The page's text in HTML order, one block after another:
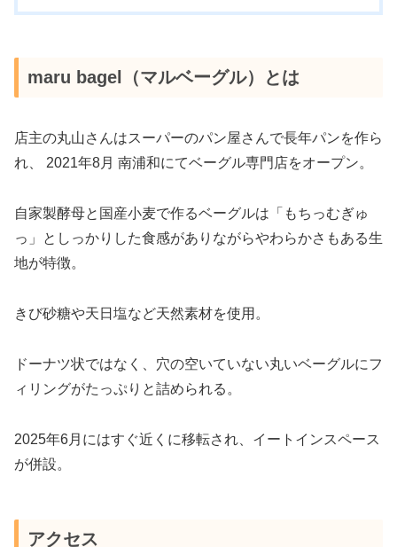
maru bagel（マルベーグル）とは
店主の丸山さんはスーパーのパン屋さんで長年パンを作ら
れ、 2021年8月 南浦和にてベーグル専門店をオープン。
自家製酵母と国産小麦で作るベーグルは「もちっむぎゅ
っ」としっかりした食感がありながらやわらかさもある生
地が特徴。
きび砂糖や天日塩など天然素材を使用。
ドーナツ状ではなく、穴の空いていない丸いベーグルにフ
ィリングがたっぷりと詰められる。
2025年6月にはすぐ近くに移転され、イートインスペース
が併設。
アクセス